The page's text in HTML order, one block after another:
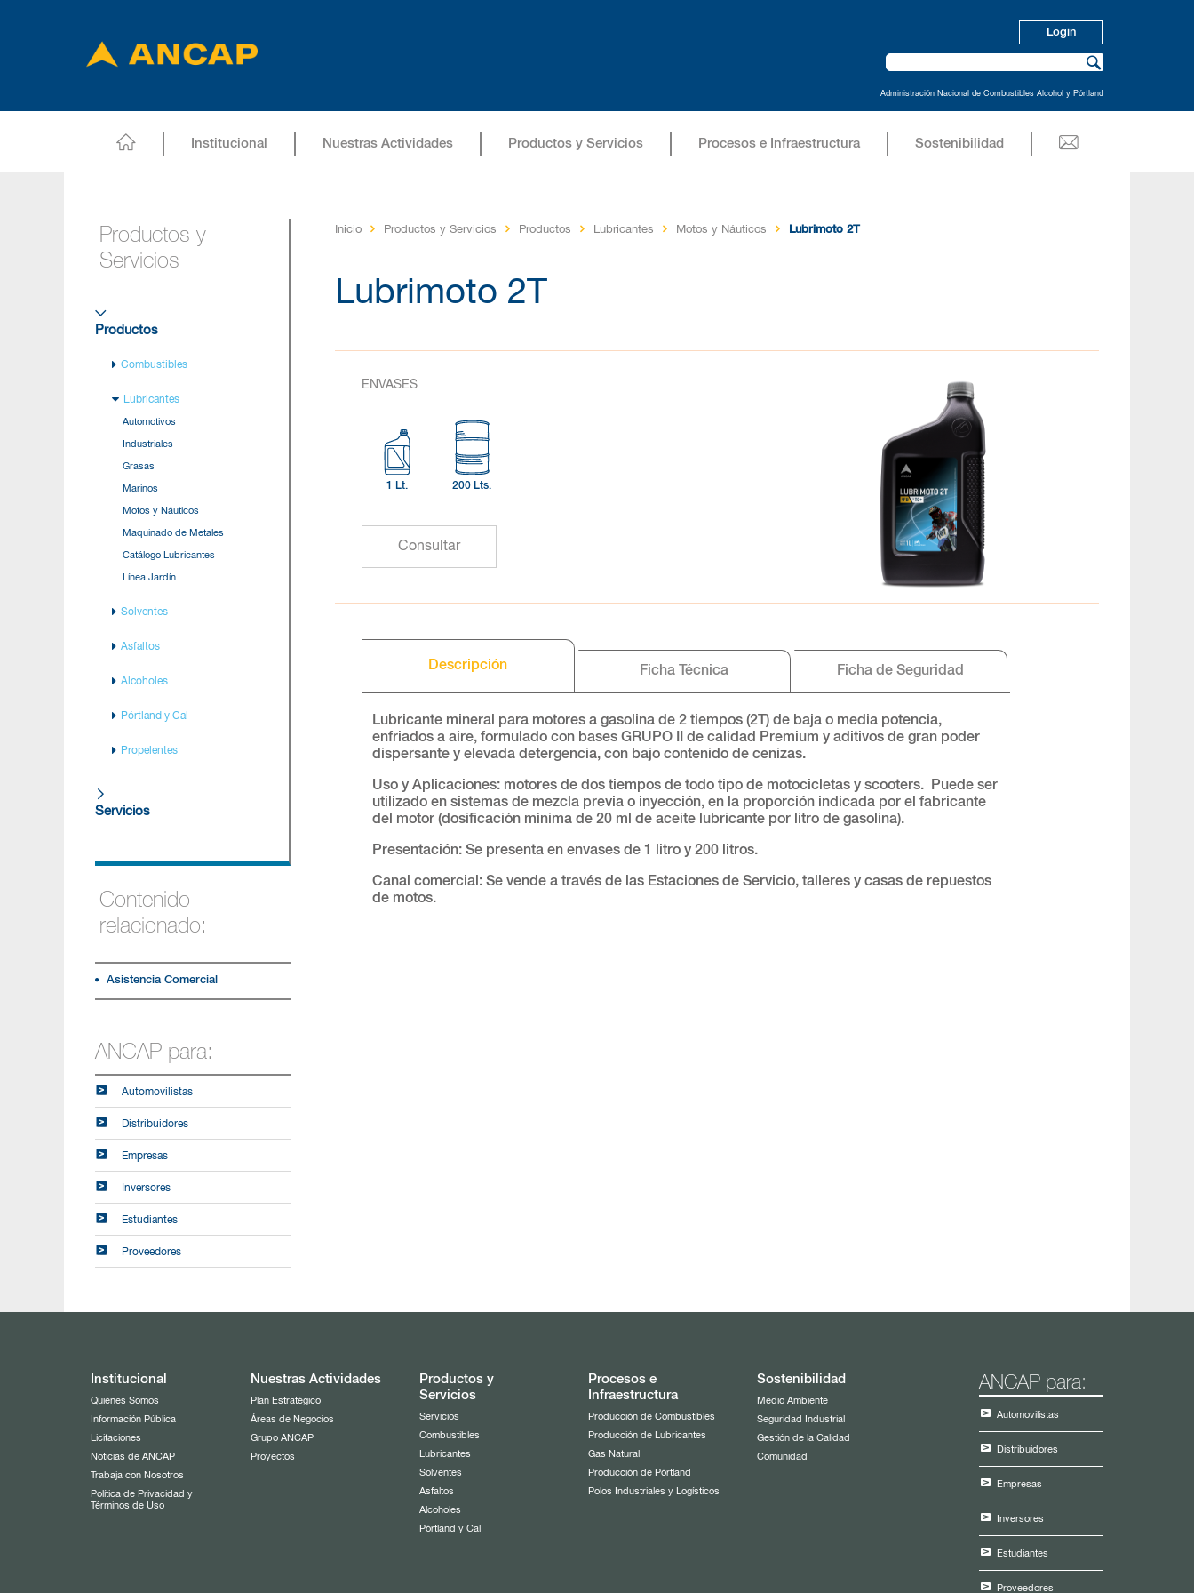
Administración Nacional de Combustibles Alcohol y Pórtland
Login
Institucional Nuestras Actividades Productos y Servicios Procesos e Infraestructura Sostenibilidad
Productos y
Servicios
Productos
Combustibles
Lubricantes
Automotivos
Industriales
Grasas
Marinos
Motos y Náuticos
Maquinado de Metales
Catálogo Lubricantes
Línea Jardín
Solventes
Asfaltos
Alcoholes
Pórtland y Cal
Propelentes
Servicios
Contenido
relacionado:
Asistencia Comercial
ANCAP para:
Automovilistas
Distribuidores
Empresas
Inversores
Estudiantes
Proveedores
Inicio Productos y Servicios Productos Lubricantes Motos y Náuticos Lubrimoto 2T
Lubrimoto 2T
ENVASES
1 Lt. 200 Lts.
Consultar
Descripción Ficha Técnica Ficha de Seguridad
Lubricante mineral para motores a gasolina de 2 tiempos (2T) de baja o media potencia,
enfriados a aire, formulado con bases GRUPO II de calidad Premium y aditivos de gran poder
dispersante y elevada detergencia, con bajo contenido de cenizas.
Uso y Aplicaciones: motores de dos tiempos de todo tipo de motocicletas y scooters. Puede ser
utilizado en sistemas de mezcla previa o inyección, en la proporción indicada por el fabricante
del motor (dosificación mínima de 20 ml de aceite lubricante por litro de gasolina).
Presentación: Se presenta en envases de 1 litro y 200 litros.
Canal comercial: Se vende a través de las Estaciones de Servicio, talleres y casas de repuestos
de motos.
Institucional
Quiénes Somos
Información Pública
Licitaciones
Noticias de ANCAP
Trabaja con Nosotros
Política de Privacidad y
Términos de Uso
Nuestras Actividades
Plan Estratégico
Áreas de Negocios
Grupo ANCAP
Proyectos
Productos y
Servicios
Servicios
Combustibles
Lubricantes
Solventes
Asfaltos
Alcoholes
Pórtland y Cal
Procesos e
Infraestructura
Producción de Combustibles
Producción de Lubricantes
Gas Natural
Producción de Pórtland
Polos Industriales y Logísticos
Sostenibilidad
Medio Ambiente
Seguridad Industrial
Gestión de la Calidad
Comunidad
ANCAP para:
Automovilistas
Distribuidores
Empresas
Inversores
Estudiantes
Proveedores